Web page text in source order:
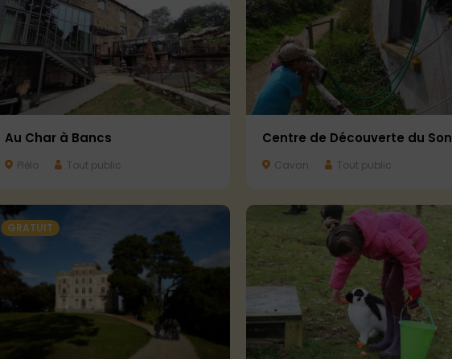
Au Char à Bancs
Plélo Tout public
Centre de Découverte du Son
Cavan Tout public
GRATUIT